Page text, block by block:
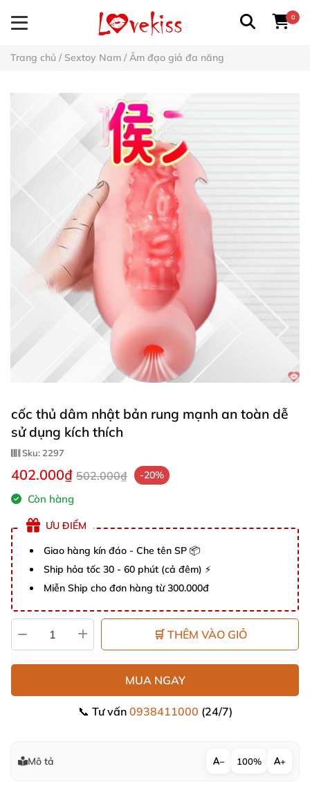
0
Trang chủ / Sextoy Nam / Âm đạo giả đa năng
cốc thủ dâm nhật bản rung mạnh an toàn dễ
sử dụng kích thích
Sku: 2297
402.000₫ 502.000₫ -20%
Còn hàng
ƯU ĐIỂM
Giao hàng kín đáo - Che tên SP 📦
Ship hỏa tốc 30 - 60 phút (cả đêm) ⚡
Miễn Ship cho đơn hàng từ 300.000đ
🛒 THÊM VÀO GIỎ
MUA NGAY
📞 Tư vấn 0938411000 (24/7)
Mô tả − 100% +